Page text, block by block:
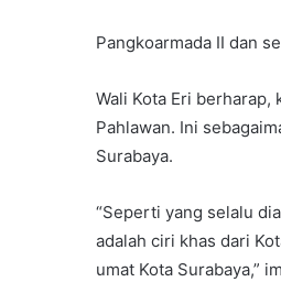
Pangkoarmada II dan
Wali Kota Eri
Pahlawan. Ini
Surabaya.
“Seperti yang selalu
adalah ciri khas dari
umat Kota Surabaya,”